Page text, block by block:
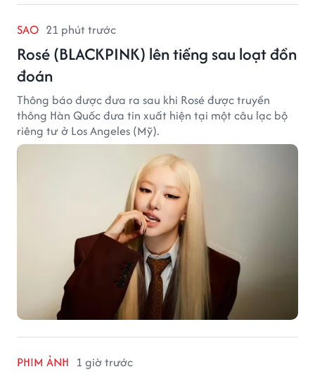
SAO 21 phút trước
Rosé (BLACKPINK) lên tiếng sau loạt đồn
đoán
Thông báo được đưa ra sau khi Rosé được truyền
thông Hàn Quốc đưa tin xuất hiện tại một câu lạc bộ
riêng tư ở Los Angeles (Mỹ).
PHIM ẢNH 1 giờ trước